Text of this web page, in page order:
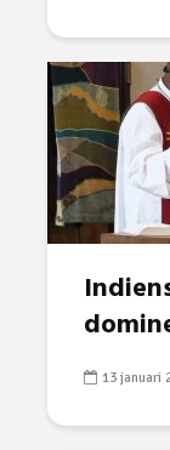
13 januari